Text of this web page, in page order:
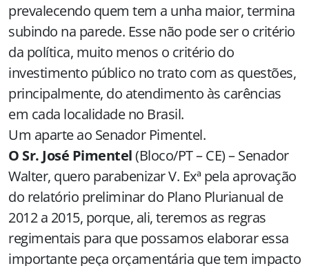
prevalecendo quem tem a unha maior, termina
subindo na parede. Esse não pode ser o critério
da política, muito menos o critério do
investimento público no trato com as questões,
principalmente, do atendimento às carências
em cada localidade no Brasil.
Um aparte ao Senador Pimentel.
O Sr. José Pimentel(Bloco/PT – CE) – Senador
Walter, quero parabenizar V. Exª pela aprovação
do relatório preliminar do Plano Plurianual de
2012 a 2015, porque, ali, teremos as regras
regimentais para que possamos elaborar essa
importante peça orçamentária que tem impacto